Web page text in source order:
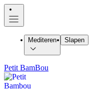
Mediteren Slapen
Petit BamBou